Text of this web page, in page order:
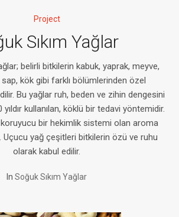
Project
Sıkım Yağlar
belirli bitkilerin kabuk, yaprak, meyve,
kök gibi farklı bölümlerinden özel
Bu yağlar ruh, beden ve zihin dengesini
kullanılan, köklü bir tedavi yöntemidir.
bir hekimlik sistemi olan aroma
Uçucu yağ çeşitleri bitkilerin özü ve ruhu
olarak kabul edilir.
In Soğuk Sıkım Yağlar